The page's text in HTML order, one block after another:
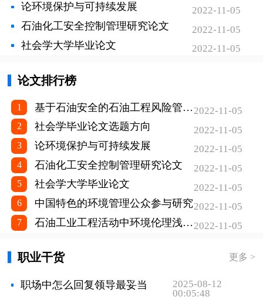
制作网站静态logo》教学案例的评析科技视界，
2014(11):228+262.
[7］周敏．平面设计在网站建设中的运用解析
［．信息系统工程，2018(06):45.
[8］张晶．平面设计在电子商务中的应用［)．
牡丹江大学学报2018,27(04):109--112.
[9］程显琳，平面设计在网站建设中的应用研
究［]．电视指南，2018(02)225.
[10］毕海波．论新闻网站网页设计中平面视觉
元素的传达［．新闻战线，2017(20):141-142.
[11］程馨竹．浅析网站建设的平面设计技术
［．黑龙江科技信息，2016(35):177.
则．现代营销（下旬刊）,2016(10):208.
论环境保护与可持续发展 2022-11-05
石油化工安全控制管理研究论文 2022-11-05
社会学大学毕业论文 2022-11-05
论文排行榜
1 基于石油安全的石油工程风险管理分析论文2022-11-05
2 社会学毕业论文选题方向 2022-11-05
3 论环境保护与可持续发展 2022-11-05
4 石油化工安全控制管理研究论文 2022-11-05
5 社会学大学毕业论文 2022-11-05
6 中国特色的环境管理公众参与研究2022-11-05
7 石油工业工程活动中环境伦理浅析论文2022-11-05
职业干货 更多 >
职场中怎么回复领导最妥当
2025-08-12
00:05:48